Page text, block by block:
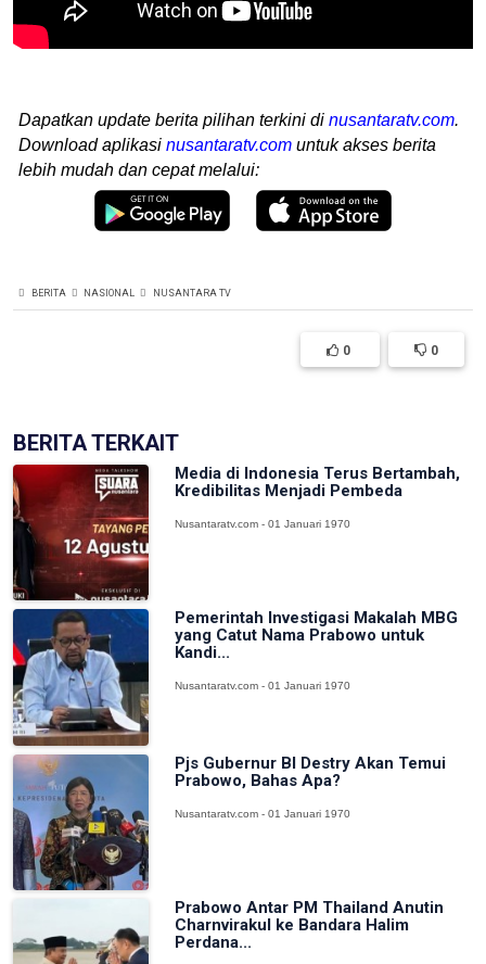
Dapatkan update berita pilihan terkini di nusantaratv.com.
Download aplikasi nusantaratv.com untuk akses berita
lebih mudah dan cepat melalui:
BERITA NASIONAL NUSANTARA TV
0 0
BERITA TERKAIT
Media di Indonesia Terus Bertambah,
Kredibilitas Menjadi Pembeda
Nusantaratv.com - 01 Januari 1970
Pemerintah Investigasi Makalah MBG
yang Catut Nama Prabowo untuk
Kandi...
Nusantaratv.com - 01 Januari 1970
Pjs Gubernur BI Destry Akan Temui
Prabowo, Bahas Apa?
Nusantaratv.com - 01 Januari 1970
Prabowo Antar PM Thailand Anutin
Charnvirakul ke Bandara Halim
Perdana...